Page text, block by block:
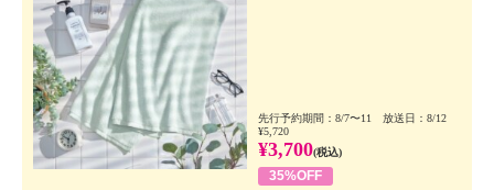
先行予約期間：8/7〜11 放送日：8/12
¥5,720
¥3,700(税込)
35%OFF